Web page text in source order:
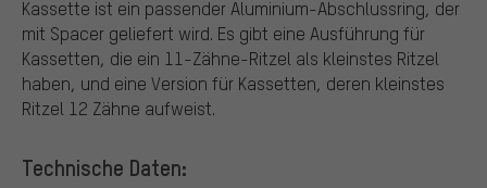
Kassette ist ein passender Aluminium-Abschlussring, der
mit Spacer geliefert wird. Es gibt eine Ausführung für
Kassetten, die ein 11-Zähne-Ritzel als kleinstes Ritzel
haben, und eine Version für Kassetten, deren kleinstes
Ritzel 12 Zähne aufweist.
Technische Daten: